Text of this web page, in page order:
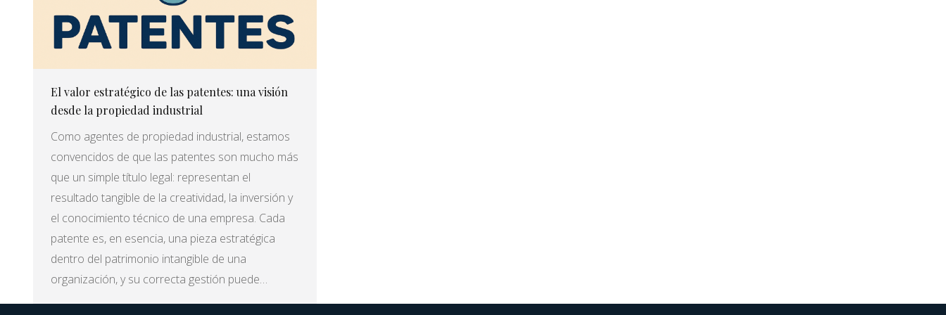
El valor estratégico de las patentes: una visión
desde la propiedad industrial
Como agentes de propiedad industrial, estamos
convencidos de que las patentes son mucho más
que un simple título legal: representan el
resultado tangible de la creatividad, la inversión y
el conocimiento técnico de una empresa. Cada
patente es, en esencia, una pieza estratégica
dentro del patrimonio intangible de una
organización, y su correcta gestión puede…